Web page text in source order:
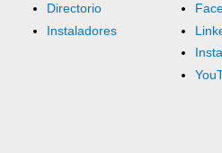
Directorio
Instaladores